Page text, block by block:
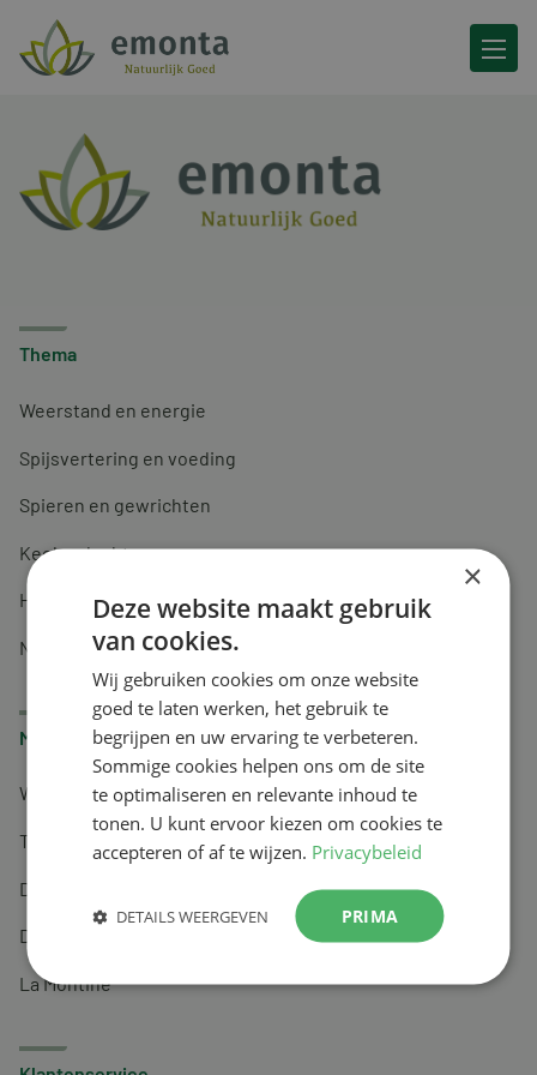
Ga naar de inhoud
Thema
Weerstand en energie
Spijsvertering en voeding
Spieren en gewrichten
Keel en luchtwegen
Huidverzorging
Nachtrust
Merken
Wapiti
Tai-Ginseng
Dermagíq
Draisma
La Montine
×
Deze website maakt gebruik
van cookies.
Wij gebruiken cookies om onze website
goed te laten werken, het gebruik te
begrijpen en uw ervaring te verbeteren.
Sommige cookies helpen ons om de site
te optimaliseren en relevante inhoud te
tonen. U kunt ervoor kiezen om cookies te
accepteren of af te wijzen. Privacybeleid
PRIMA
DETAILS WEERGEVEN